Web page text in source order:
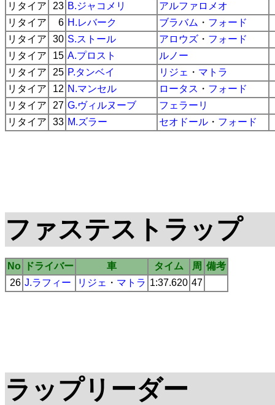
リタイア
23 B.ジャコメリ
アルファロメオ
リタイア
6 H.レバーク ブラバム ・ フォード
リタイア
30 S.ストール アロウズ ・ フォード
リタイア
15 A.プロスト
ルノー
リタイア
25 P.タンベイ リジェ ・ マトラ
リタイア
12 N.マンセル ロータス ・ フォード
リタイア
27 G.ヴィルヌーブ
フェラーリ
リタイア
33 M.ズラー セオドール ・ フォード
ファステストラップ
No ドライバー 車 タイム 周 備考
26 J.ラフィー リジェ ・ マトラ 1:37.620 47
ラップリーダー